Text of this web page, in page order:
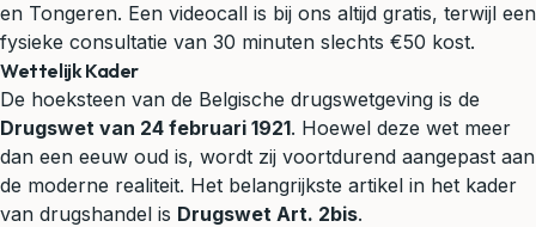
en Tongeren. Een videocall is bij ons altijd gratis, terwijl een
fysieke consultatie van 30 minuten slechts €50 kost.
Wettelijk Kader
De hoeksteen van de Belgische drugswetgeving is de
Drugswet van 24 februari 1921. Hoewel deze wet meer
dan een eeuw oud is, wordt zij voortdurend aangepast aan
de moderne realiteit. Het belangrijkste artikel in het kader
van drugshandel is Drugswet Art. 2bis.